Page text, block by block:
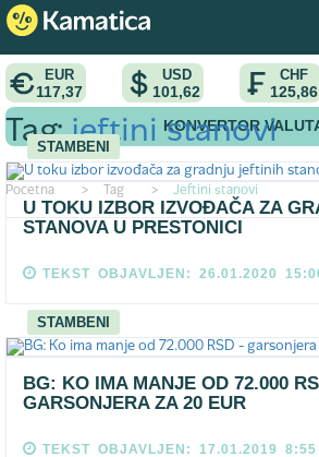
EUR
117,37
USD
101,62
CHF
125,86
KONVERTOR
Pocetna > Tag > Jeftini stanovi
Tag:jeftini stanovi
STAMBENI
U TOKU IZBOR IZVOĐAČA ZA
STANOVA U PRESTONICI
TEKST OBJAVLJEN: 26.01.2020
STAMBENI
BG: KO IMA MANJE OD 72.000
GARSONJERA ZA 20 EUR
TEKST OBJAVLJEN: 17.01.2019 8:55